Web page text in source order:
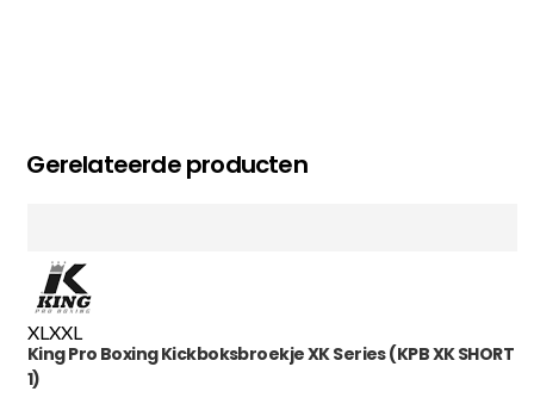
Gerelateerde producten
XLXXL
King Pro Boxing Kickboksbroekje XK Series (KPB XK SHORT
1)